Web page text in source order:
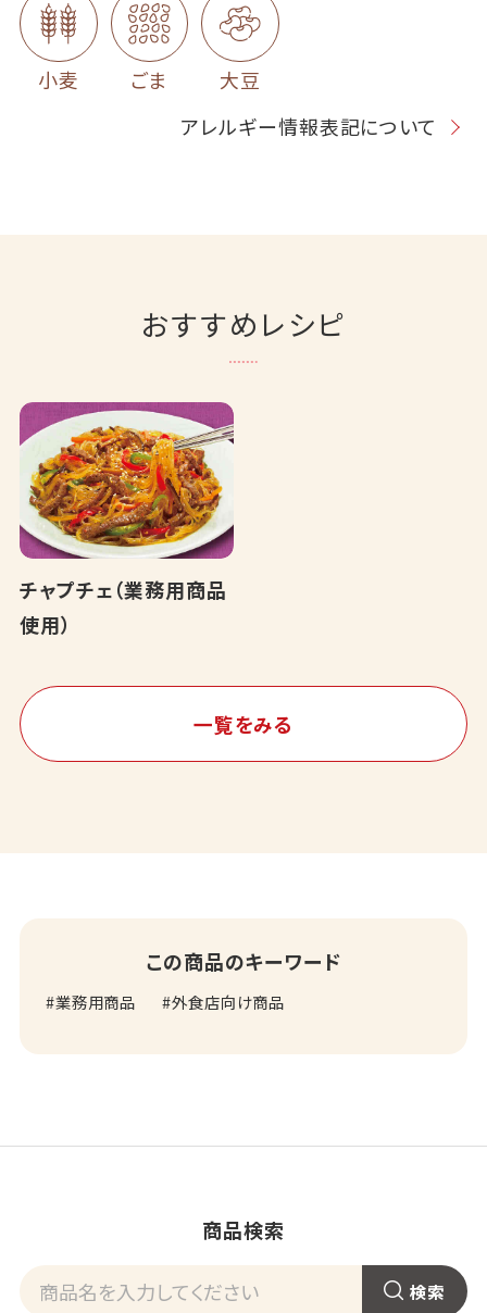
小麦 ごま
大豆
アレルギー情報表記について
おすすめレシピ
チャプチェ（業務用商品
使用）
一覧をみる
この商品のキーワード
業務用商品 外食店向け商品
商品検索